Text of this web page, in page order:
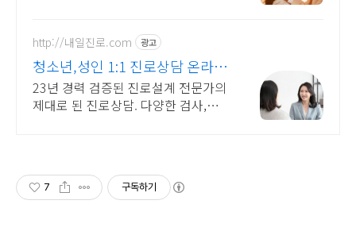
관대상 2회수상
http://내일진로.com 광고
청소년,성인 1:1 진로상담 온라인
화상 진로/고민상담
23년 경력 검증된 진로설계 전문가의
제대로 된 진로상담. 다양한 검사,분
7 구독하기